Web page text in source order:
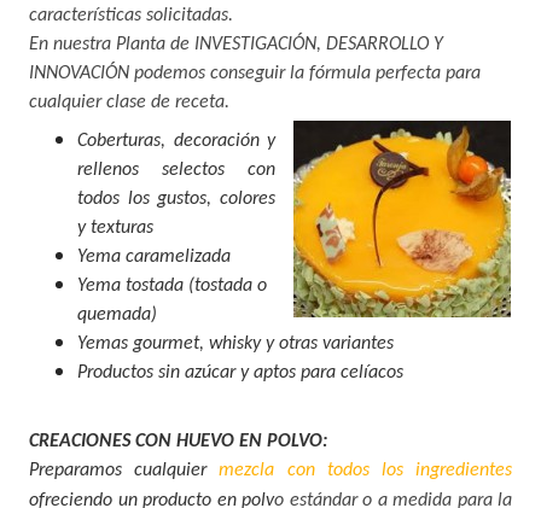
características solicitadas.
En nuestra Planta de INVESTIGACIÓN, DESARROLLO Y
INNOVACIÓN podemos conseguir la fórmula perfecta para
cualquier clase de receta.
Coberturas, decoración y
rellenos selectos con
todos los gustos, colores
y texturas
Yema caramelizada
Yema tostada (tostada o
quemada)
Yemas gourmet, whisky y otras variantes
Productos sin azúcar y aptos para celíacos
CREACIONES CON HUEVO EN POLVO:
Preparamos cualquiermezcla
con todos los ingredientes
ofreciendo un producto en polvo estándar o a medida para la